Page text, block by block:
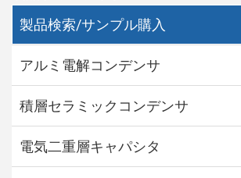
製品検索/サンプル購入
アルミ電解コンデンサ
積層セラミックコンデンサ
電気二重層キャパシタ